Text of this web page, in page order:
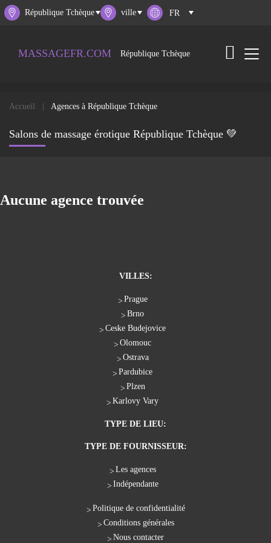
République Tchèque ville
MASSAGEFR.COM République Tchèque
Accueil Agences à République Tchèque
Salons de massage érotique République Tchèque 💚
Aucune agence trouvée
VILLES:
Prague
Brno
Ceske Budejovice
Olomouc
Ostrava
Pardubice
Plzen
Karlovy Vary
TYPE DE LIEU:
TYPE DE FOURNISSEUR:
Les agences
Indépendante
Politique de confidentialité
Conditions générales
Nous contacter